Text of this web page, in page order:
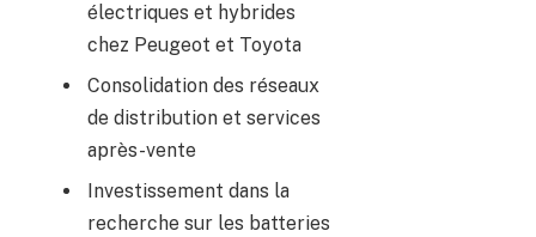
électriques et hybrides
chez Peugeot et Toyota
Consolidation des réseaux
de distribution et services
après-vente
Investissement dans la
recherche sur les batteries